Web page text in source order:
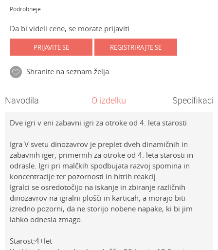
Podrobneje
Da bi videli cene, se morate prijaviti
PRIJAVITE SE REGISTRIRAJTE SE
Shranite na seznam želja
Navodila O izdelku
Dve igri v eni zabavni igri za otroke od 4. leta starosti
Igra V svetu dinozavrov je preplet dveh dinamičnih in
zabavnih iger, primernih za otroke od 4. leta starosti in
odrasle. Igri pri malčkih spodbujata razvoj spomina in
koncentracije ter pozornosti in hitrih reakcij.
Igralci se osredotočijo na iskanje in zbiranje različnih
dinozavrov na igralni plošči in karticah, a morajo biti
izredno pozorni, da ne storijo nobene napake, ki bi jim
lahko odnesla zmago.
Starost:4+let